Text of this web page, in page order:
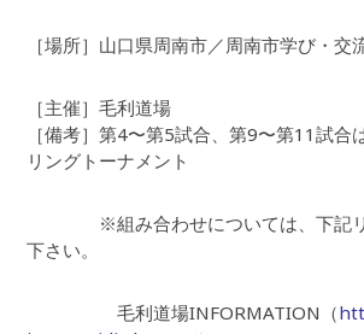
［場所］山口県周南市／周南市学び・交
［主催］毛利道場
［備考］第4〜第5試合、第9〜第11試合
リングトーナメント
※組み合わせについては、下記リ
下さい。
毛利道場INFORMATION（